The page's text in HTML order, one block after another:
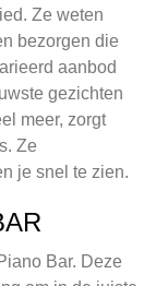
Ze weten
bezorgen die
aanbod
gezichten
meer, zorgt
Ze
je snel te zien.
Bar. Deze